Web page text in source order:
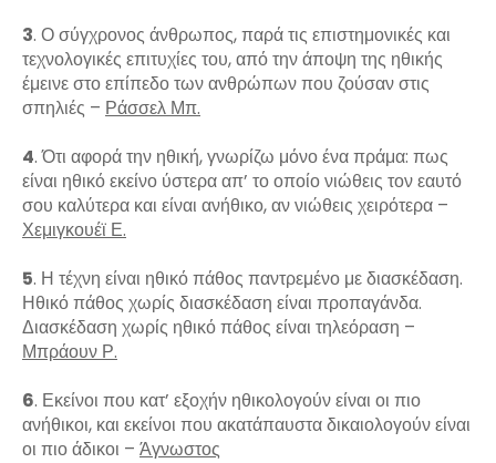
3. Ο σύγχρονος άνθρωπος, παρά τις επιστημονικές και
τεχνολογικές επιτυχίες του, από την άποψη της ηθικής
έμεινε στο επίπεδο των ανθρώπων που ζούσαν στις
σπηλιές – Ράσσελ Μπ.
4. Ότι αφορά την ηθική, γνωρίζω μόνο ένα πράμα: πως
είναι ηθικό εκείνο ύστερα απ’ το οποίο νιώθεις τον εαυτό
σου καλύτερα και είναι ανήθικο, αν νιώθεις χειρότερα –
Χεμιγκουέϊ Ε.
5. Η τέχνη είναι ηθικό πάθος παντρεμένο με διασκέδαση.
Ηθικό πάθος χωρίς διασκέδαση είναι προπαγάνδα.
Διασκέδαση χωρίς ηθικό πάθος είναι τηλεόραση –
Μπράουν Ρ.
6. Εκείνοι που κατ’ εξοχήν ηθικολογούν είναι οι πιο
ανήθικοι, και εκείνοι που ακατάπαυστα δικαιολογούν είναι
οι πιο άδικοι – Άγνωστος